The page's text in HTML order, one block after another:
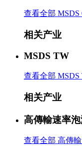
查看全部 MSDS
相关产业
MSDS TW
查看全部 MSDS
相关产业
高傳輸速率
查看全部 高傳